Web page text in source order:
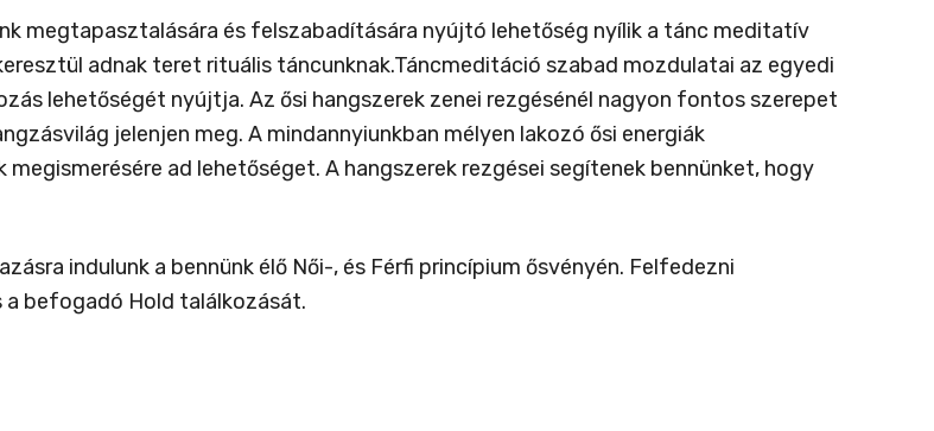
megtapasztalására és felszabadítására nyújtó lehetőség nyílik a tánc meditatív
adnak teret rituális táncunknak.Táncmeditáció szabad mozdulatai az egyedi
lehetőségét nyújtja. Az ősi hangszerek zenei rezgésénél nagyon fontos szerepet
jelenjen meg. A mindannyiunkban mélyen lakozó ősi energiák
ad lehetőséget. A hangszerek rezgései segítenek bennünket, hogy
indulunk a bennünk élő Női-, és Férfi princípium ősvényén. Felfedezni
a befogadó Hold találkozását.